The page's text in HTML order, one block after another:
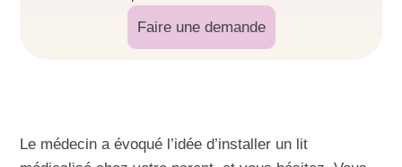
Faire une demande
Le médecin a évoqué l’idée d’installer un lit